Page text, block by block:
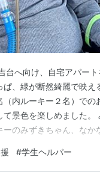
台へ向け、自宅アパー
、緑が断然綺麗で映え
内ルーキー２名）での
景色を楽しめました。
のみずきちゃん、なか
助かってるんやけど、
「さすがに、６日連…
#学生ヘルパー